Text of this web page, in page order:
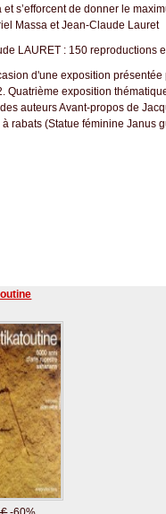
s’efforcent de donner le
Massa et Jean-Claude Lauret
LAURET : 150 reproductions
d'une exposition présentée
Quatrième exposition
auteurs Avant-propos de
rabats (Statue féminine Janus